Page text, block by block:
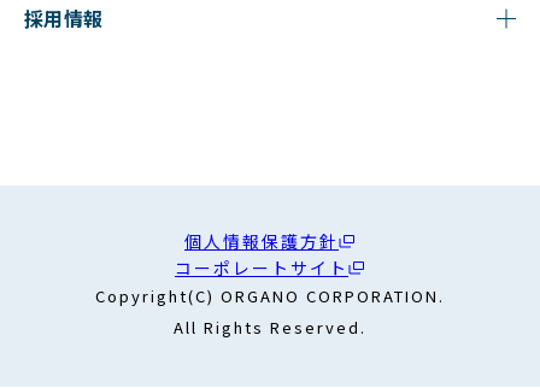
採用情報
個人情報保護方針
コーポレートサイト
Copyright(C) ORGANO CORPORATION.
All Rights Reserved.